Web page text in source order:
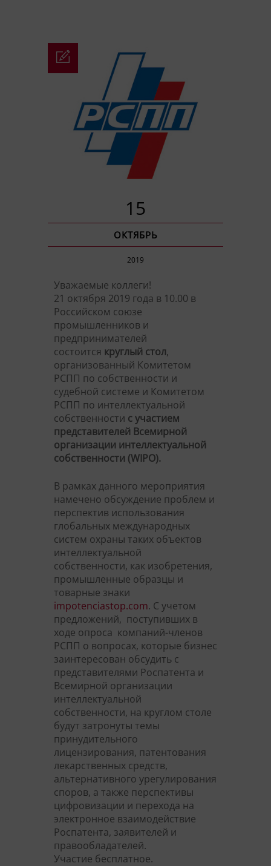
15
ОКТЯБРЬ
2019
Уважаемые коллеги!
21 октября 2019 года в 10.00 в
Российском союзе
промышленников и
предпринимателей
состоится круглый стол,
организованный Комитетом
РСПП по собственности и
судебной системе и Комитетом
РСПП по интеллектуальной
собственности с участием
представителей Всемирной
организации интеллектуальной
собственности (WIPO).
В рамках данного мероприятия
намечено обсуждение проблем и
перспектив использования
глобальных международных
систем охраны таких объектов
интеллектуальной
собственности, как изобретения,
промышленные образцы и
товарные знаки
impotenciastop.com. С учетом
предложений, поступивших в
ходе опроса компаний-членов
РСПП о вопросах, которые бизнес
заинтересован обсудить с
представителями Роспатента и
Всемирной организации
интеллектуальной
собственности, на круглом столе
будут затронуты темы
принудительного
лицензирования, патентования
лекарственных средств,
альтернативного урегулирования
споров, а также перспективы
цифровизации и перехода на
электронное взаимодействие
Роспатента, заявителей и
правообладателей.
Участие бесплатное.